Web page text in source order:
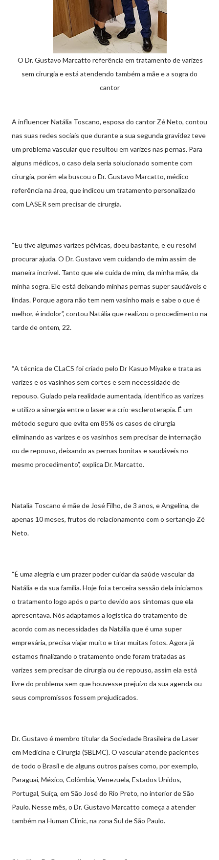
O Dr. Gustavo Marcatto referência em tratamento de varizes
sem cirurgia e está atendendo também a mãe e a sogra do
cantor
A influencer Natália Toscano, esposa do cantor Zé Neto, contou
nas suas redes sociais que durante a sua segunda gravidez teve
um problema vascular que resultou em varizes nas pernas. Para
alguns médicos, o caso dela seria solucionado somente com
cirurgia, porém ela buscou o Dr. Gustavo Marcatto, médico
referência na área, que indicou um tratamento personalizado
com LASER sem precisar de cirurgia.
“Eu tive algumas varizes pélvicas, doeu bastante, e eu resolvi
procurar ajuda. O Dr. Gustavo vem cuidando de mim assim de
maneira incrível. Tanto que ele cuida de mim, da minha mãe, da
minha sogra. Ele está deixando minhas pernas super saudáveis e
lindas. Porque agora não tem nem vasinho mais e sabe o que é
melhor, é indolor”, contou Natália que realizou o procedimento na
tarde de ontem, 22.
“A técnica de CLaCS foi criado pelo Dr Kasuo Miyake e trata as
varizes e os vasinhos sem cortes e sem necessidade de
repouso. Guiado pela realidade aumentada, identifico as varizes
e utilizo a sinergia entre o laser e a crio-escleroterapia. É um
método seguro que evita em 85% os casos de cirurgia
eliminando as varizes e os vasinhos sem precisar de internação
ou de repouso, deixando as pernas bonitas e saudáveis no
mesmo procedimento”, explica Dr. Marcatto.
Natalia Toscano é mãe de José Filho, de 3 anos, e Angelina, de
apenas 10 meses, frutos do relacionamento com o sertanejo Zé
Neto.
“É uma alegria e um prazer poder cuidar da saúde vascular da
Natália e da sua família. Hoje foi a terceira sessão dela iniciamos
o tratamento logo após o parto devido aos sintomas que ela
apresentava. Nós adaptamos a logística do tratamento de
acordo com as necessidades da Natália que é uma super
empresária, precisa viajar muito e tirar muitas fotos. Agora já
estamos finalizando o tratamento onde foram tratadas as
varizes sem precisar de cirurgia ou de repouso, assim ela está
livre do problema sem que houvesse prejuízo da sua agenda ou
seus compromissos fossem prejudicados.
Dr. Gustavo é membro titular da Sociedade Brasileira de Laser
em Medicina e Cirurgia (SBLMC). O vascular atende pacientes
de todo o Brasil e de alguns outros países como, por exemplo,
Paraguai, México, Colômbia, Venezuela, Estados Unidos,
Portugal, Suíça, em São José do Rio Preto, no interior de São
Paulo. Nesse mês, o Dr. Gustavo Marcatto começa a atender
também na Human Clinic, na zona Sul de São Paulo.